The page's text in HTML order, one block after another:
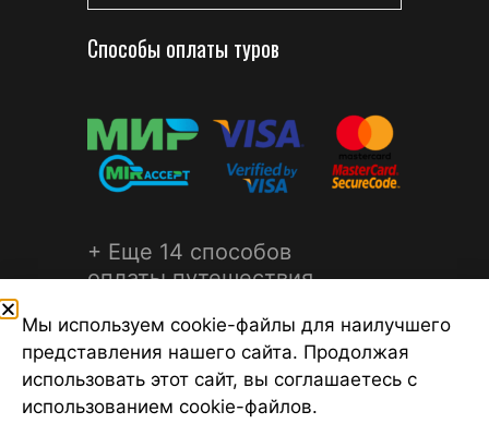
Способы оплаты туров
+ Еще 14 способов
оплаты путешествия
©2026 Турагентство Турсфера - Поиск туров от надежных
Мы используем cookie-файлы для наилучшего
представления нашего сайта. Продолжая
использовать этот сайт, вы соглашаетесь с
использованием cookie-файлов.